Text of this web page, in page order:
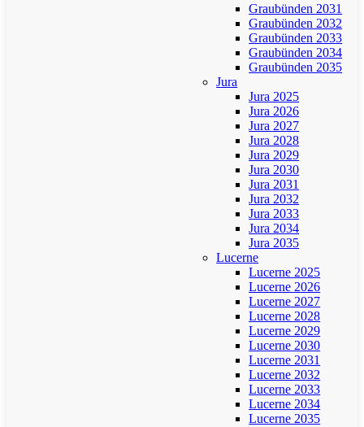
Graubünden 2031
Graubünden 2032
Graubünden 2033
Graubünden 2034
Graubünden 2035
Jura
Jura 2025
Jura 2026
Jura 2027
Jura 2028
Jura 2029
Jura 2030
Jura 2031
Jura 2032
Jura 2033
Jura 2034
Jura 2035
Lucerne
Lucerne 2025
Lucerne 2026
Lucerne 2027
Lucerne 2028
Lucerne 2029
Lucerne 2030
Lucerne 2031
Lucerne 2032
Lucerne 2033
Lucerne 2034
Lucerne 2035